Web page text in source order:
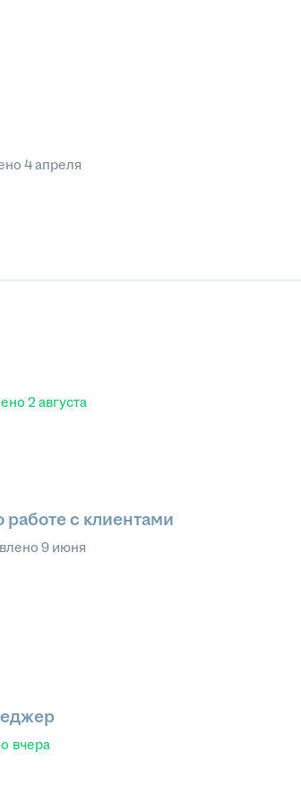
4 апреля
2 августа
с клиентами
9 июня
вчера